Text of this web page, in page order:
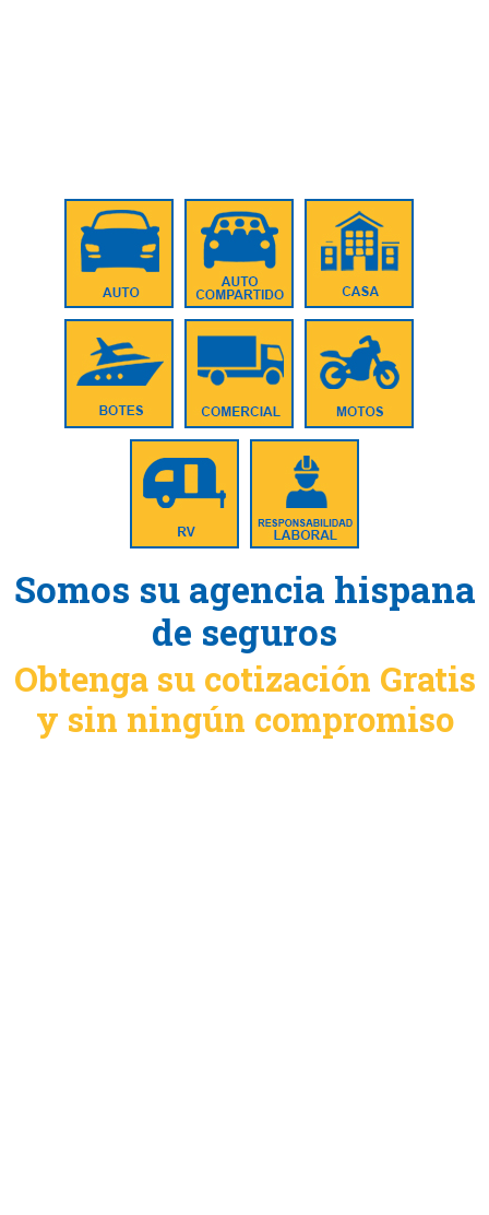
Somos su agencia hispana
de seguros
Obtenga su cotización Gratis
y sin ningún compromiso